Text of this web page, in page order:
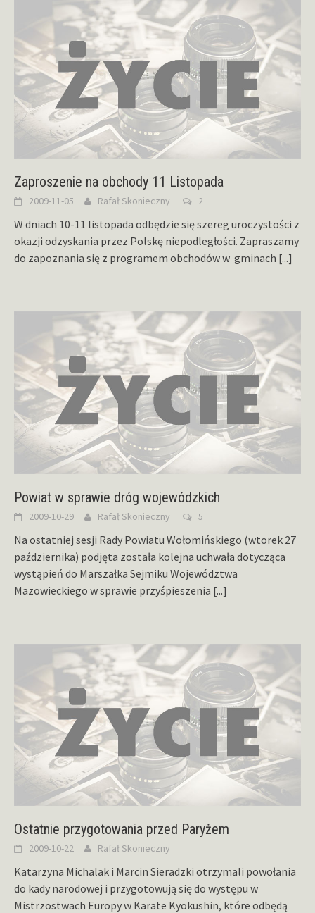
Zaproszenie na obchody 11 Listopada
2009-11-05 Rafał Skonieczny 2
W dniach 10-11 listopada odbędzie się szereg uroczystości z
okazji odzyskania przez Polskę niepodległości. Zapraszamy
do zapoznania się z programem obchodów w gminach [...]
Powiat w sprawie dróg wojewódzkich
2009-10-29 Rafał Skonieczny 5
Na ostatniej sesji Rady Powiatu Wołomińskiego (wtorek 27
października) podjęta została kolejna uchwała dotycząca
wystąpień do Marszałka Sejmiku Województwa
Mazowieckiego w sprawie przyśpieszenia [...]
Ostatnie przygotowania przed Paryżem
2009-10-22 Rafał Skonieczny
Katarzyna Michalak i Marcin Sieradzki otrzymali powołania
do kady narodowej i przygotowują się do występu w
Mistrzostwach Europy w Karate Kyokushin, które odbędą